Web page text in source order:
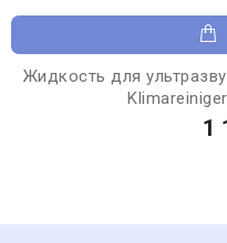
Жидкость для
1